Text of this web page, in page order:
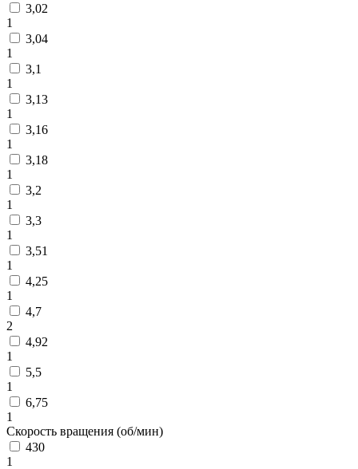
3,02
1
3,04
1
3,1
1
3,13
1
3,16
1
3,18
1
3,2
1
3,3
1
3,51
1
4,25
1
4,7
2
4,92
1
5,5
1
6,75
1
Скорость вращения (об/мин)
430
1